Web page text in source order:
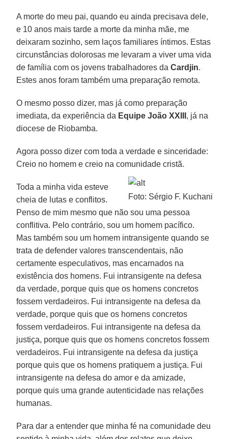
A morte do meu pai, quando eu ainda precisava dele,
e 10 anos mais tarde a morte da minha mãe, me
deixaram sozinho, sem laços familiares íntimos. Estas
circunstâncias dolorosas me levaram a viver uma vida
de família com os jovens trabalhadores daCardjin.
Estes anos foram também uma preparação remota.
O mesmo posso dizer, mas já como preparação
imediata, da experiência da Equipe João XXIII , já na
diocese de Riobamba.
Agora posso dizer com toda a verdade e sinceridade:
Creio no homem e creio na comunidade cristã.
Foto: Sérgio F. Kuchani
Toda a minha vida esteve
cheia de lutas e conflitos.
Penso de mim mesmo que não sou uma pessoa
conflitiva. Pelo contrário, sou um homem pacífico.
Mas também sou um homem intransigente quando se
trata de defender valores transcendentais, não
certamente especulativos, mas encarnados na
existência dos homens. Fui intransigente na defesa
da verdade, porque quis que os homens concretos
fossem verdadeiros. Fui intransigente na defesa da
verdade, porque quis que os homens concretos
fossem verdadeiros. Fui intransigente na defesa da
justiça, porque quis que os homens concretos fossem
verdadeiros. Fui intransigente na defesa da justiça
porque quis que os homens pratiquem a justiça. Fui
intransigente na defesa do amor e da amizade,
porque quis uma grande autenticidade nas relações
humanas.
Para dar a entender que minha fé na comunidade deu